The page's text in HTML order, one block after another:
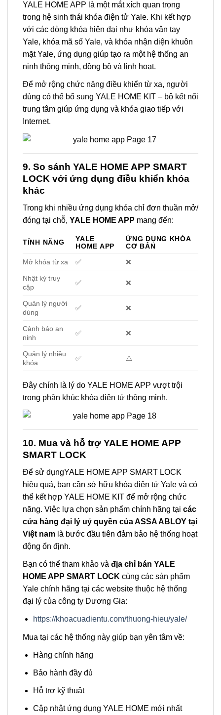
YALE HOME APP là một mắt xích quan trọng
trong hệ sinh thái khóa điện tử Yale. Khi kết hợp
với các dòng khóa hiện đại như khóa vân tay
Yale, khóa mã số Yale, và khóa nhận diện khuôn
mặt Yale, ứng dụng giúp tạo ra một hệ thống an
ninh thông minh, đồng bộ và linh hoạt.
Để mở rộng chức năng điều khiển từ xa, người
dùng có thể bổ sung YALE HOME KIT – bộ kết nối
trung tâm giúp ứng dụng và khóa giao tiếp với
Internet.
9. So sánh YALE HOME APP SMART
LOCK với ứng dụng điều khiển khóa
khác
Trong khi nhiều ứng dụng khóa chỉ đơn thuần mở/
đóng tại chỗ, YALE HOME APP mang đến:
TÍNH NĂNG
YALE
HOME APP
ỨNG DỤNG KHÓA
CƠ BẢN
Mở khóa từ xa
✅ ❌
Nhật ký truy
cập
✅ ❌
Quản lý người
dùng
✅ ❌
Cảnh báo an
ninh
✅ ❌
Quản lý nhiều
khóa
✅ ⚠️
Đây chính là lý do YALE HOME APP vượt trội
trong phân khúc khóa điện tử thông minh.
10. Mua và hỗ trợ YALE HOME APP
SMART LOCK
Để sử dụngYALE HOME APP SMART LOCK
hiệu quả, bạn cần sở hữu khóa điện tử Yale và có
thể kết hợp YALE HOME KIT để mở rộng chức
năng. Việc lựa chọn sản phẩm chính hãng tại các
cửa hàng đại lý uỷ quyền của ASSA ABLOY tại
Việt nam là bước đầu tiên đảm bảo hệ thống hoạt
động ổn định.
Bạn có thể tham khảo và địa chỉ bán YALE
HOME APP SMART LOCK cùng các sản phẩm
Yale chính hãng tại các website thuộc hệ thống
đại lý của công ty Dương Gia:
https://khoacuadientu.com/thuong-hieu/yale/
Mua tại các hệ thống này giúp bạn yên tâm về:
Hàng chính hãng
Bảo hành đầy đủ
Hỗ trợ kỹ thuật
Cập nhật ứng dụng YALE HOME mới nhất